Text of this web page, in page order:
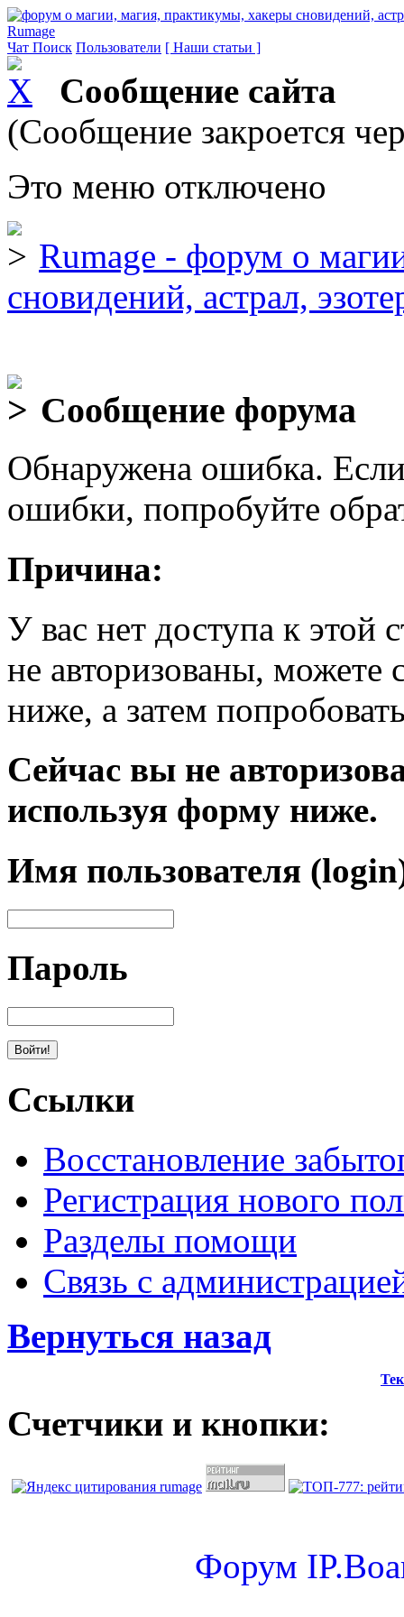
Rumage
Чат Поиск Пользователи [ Наши статьи ]
Сообщение сайта
(Сообщение закроется
Это меню отключено
Rumage - форум о
сновидений, астрал,
Сообщение форума
Обнаружена ошибка.
ошибки, попробуйте
Причина:
У вас нет доступа к
не авторизованы, можете
ниже, а затем
Сейчас вы не
используя форму ниже.
Имя пользователя
Пароль
Ссылки
Восстановление
Регистрация нового
Разделы помощи
Связь с
Вернуться назад
Счетчики и кнопки:
Форум